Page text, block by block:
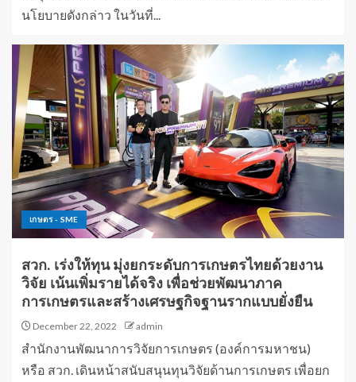
นโยบายดังกล่าว​ ​ในวันที่...
เกษตร - SME
สวก. เร่งให้ทุน มุ่งยกระดับการเกษตรไทยด้วยงาน
วิจัย เน้นเพิ่มรายได้จริง เพื่อช่วยพัฒนาภาค
การเกษตรและสร้างเศรษฐกิจฐานรากแบบยั่งยืน
December 22, 2022 admin
สำนักงานพัฒนาการวิจัยการเกษตร (องค์การมหาชน)
หรือ สวก. เดินหน้าสนับสนุนทุนวิจัยด้านการเกษตร เพื่อยก